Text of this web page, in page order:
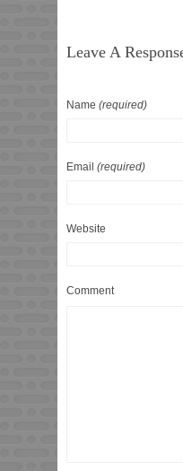
Leave A
Name (required)
Email (required)
Website
Comment